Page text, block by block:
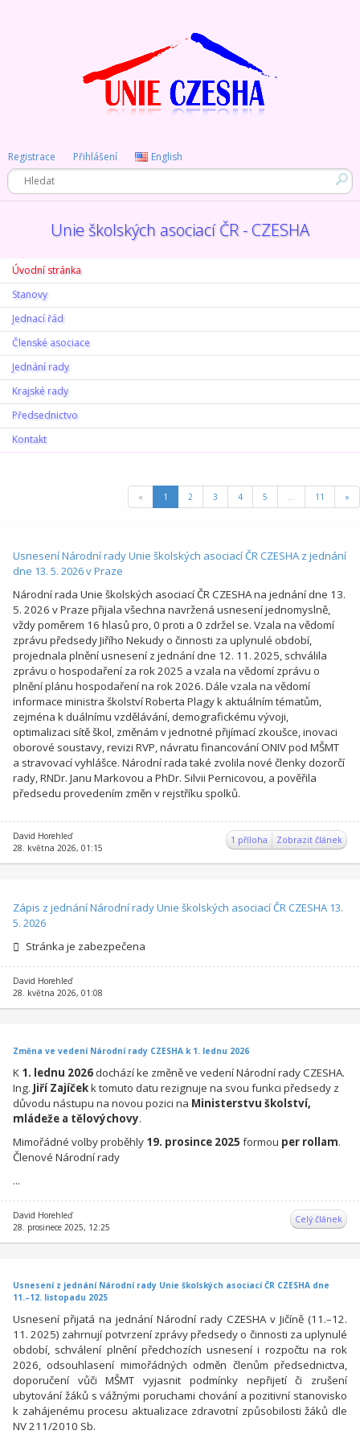
Registrace Přihlášení English
Unie školských asociací ČR - CZESHA
Úvodní stránka
Stanovy
Jednací řád
Členské asociace
Jednání rady
Krajské rady
Předsednictvo
Kontakt
Úvodní stránka
« 1 2 3 4 5 ... 11 »
Usnesení Národní rady Unie školských asociací ČR CZESHA z jednání
dne 13. 5. 2026 v Praze
Národní rada Unie školských asociací ČR CZESHA na jednání dne 13.
5. 2026 v Praze přijala všechna navržená usnesení jednomyslně,
vždy poměrem 16 hlasů pro, 0 proti a 0 zdržel se. Vzala na vědomí
zprávu předsedy Jiřího Nekudy o činnosti za uplynulé období,
projednala plnění usnesení z jednání dne 12. 11. 2025, schválila
zprávu o hospodaření za rok 2025 a vzala na vědomí zprávu o
plnění plánu hospodaření na rok 2026. Dále vzala na vědomí
informace ministra školství Roberta Plagy k aktuálním tématům,
zejména k duálnímu vzdělávání, demografickému vývoji,
optimalizaci sítě škol, změnám v jednotné přijímací zkoušce, inovaci
oborové soustavy, revizi RVP, návratu financování ONIV pod MŠMT
a stravovací vyhlášce. Národní rada také zvolila nové členky dozorčí
rady, RNDr. Janu Markovou a PhDr. Silvii Pernicovou, a pověřila
předsedu provedením změn v rejstříku spolků.
David Horehleď
28. května 2026, 01:15
1 příloha Zobrazit článek
Zápis z jednání Národní rady Unie školských asociací ČR CZESHA 13.
5. 2026
Stránka je zabezpečena
David Horehleď
28. května 2026, 01:08
Změna ve vedení Národní rady CZESHA k 1. lednu 2026
K 1. lednu 2026dochází ke změně ve vedení Národní rady CZESHA.
Ing. Jiří Zajíčekk tomuto datu rezignuje na svou funkci předsedy z
důvodu nástupu na novou pozici na Ministerstvu školství,
mládeže a tělovýchovy.
Mimořádné volby proběhly 19. prosince 2025 formou per rollam.
Členové Národní rady
...
David Horehleď
28. prosinece 2025, 12:25
Celý článek
Usnesení z jednání Národní rady Unie školských asociací ČR CZESHA dne
11.–12. listopadu 2025
Usnesení přijatá na jednání Národní rady CZESHA v Jičíně (11.–12.
11. 2025) zahrnují potvrzení zprávy předsedy o činnosti za uplynulé
období, schválení plnění předchozích usnesení i rozpočtu na rok
2026, odsouhlasení mimořádných odměn členům předsednictva,
doporučení vůči MŠMT vyjasnit podmínky nepřijetí či zrušení
ubytování žáků s vážnými poruchami chování a pozitivní stanovisko
k zahájenému procesu aktualizace zdravotní způsobilosti žáků dle
NV 211/2010 Sb.